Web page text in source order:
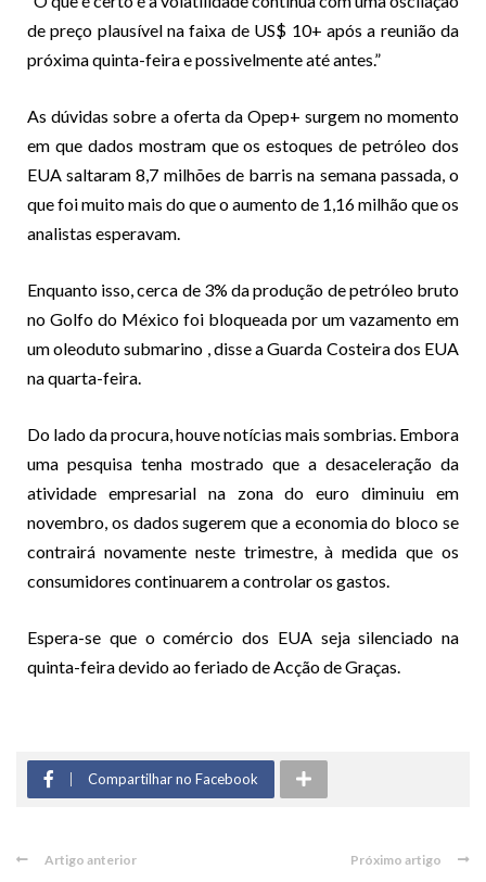
de preço plausível na faixa de US$ 10+ após a reunião da
próxima quinta-feira e possivelmente até antes.”
As dúvidas sobre a oferta da Opep+ surgem no momento
em que dados mostram que os estoques de petróleo dos
EUA saltaram 8,7 milhões de barris na semana passada, o
que foi muito mais do que o aumento de 1,16 milhão que os
analistas esperavam.
Enquanto isso, cerca de 3% da produção de petróleo bruto
no Golfo do México foi bloqueada por um vazamento em
um oleoduto submarino ,disse a Guarda Costeira dos EUA
na quarta-feira.
Do lado da procura, houve notícias mais sombrias. Embora
uma pesquisa tenha mostrado que a desaceleração da
atividade empresarial na zona do euro diminuiu em
novembro, os dados sugerem que a economia do bloco se
contrairá novamente neste trimestre, à medida que os
consumidores continuarem a controlar os gastos.
Espera-se que o comércio dos EUA seja silenciado na
quinta-feira devido ao feriado de Acção de Graças.
Compartilhar no Facebook
Artigo anterior Próximo artigo